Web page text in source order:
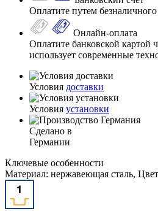
Оплатите путем
Онлайн-оплата
Оплатите банковской картой
использует современные
Условия доставки
Условия установки
Сделано в
Германии
Ключевые особенности
Материал: нержавеющая сталь,